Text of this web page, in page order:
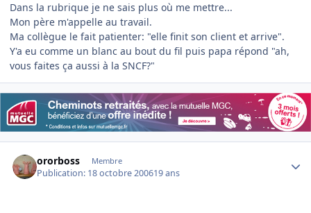
Dans la rubrique je ne sais plus où me mettre...
Mon père m'appelle au travail.
Ma collègue le fait patienter: "elle finit son client et arrive".
Y'a eu comme un blanc au bout du fil puis papa répond "ah,
vous faites ça aussi à la SNCF?"
ororboss Membre
Publication: 18 octobre 200619 ans